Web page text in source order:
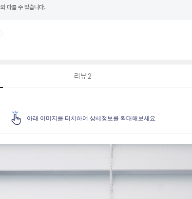
다를 수 있습니다.
리뷰2
아래 이미지를 터치하여 상세정보를 확대해보세요